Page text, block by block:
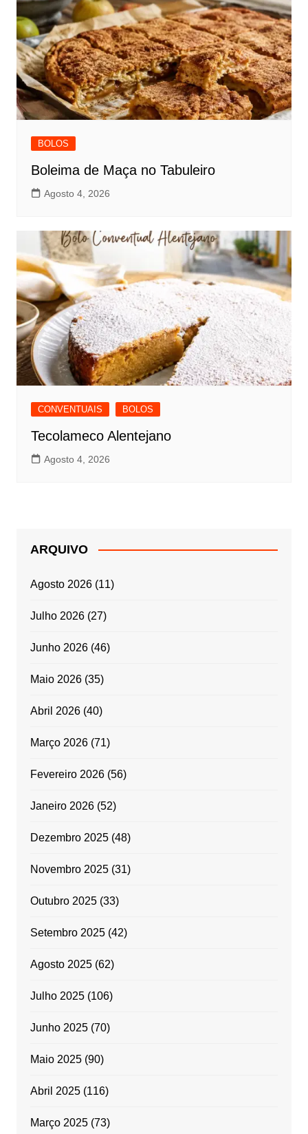
BOLOS
Boleima de Maça no Tabuleiro
Agosto 4, 2026
CONVENTUAIS BOLOS
Tecolameco Alentejano
Agosto 4, 2026
ARQUIVO
Agosto 2026(11)
Julho 2026(27)
Junho 2026(46)
Maio 2026(35)
Abril 2026(40)
Março 2026(71)
Fevereiro 2026(56)
Janeiro 2026(52)
Dezembro 2025(48)
Novembro 2025(31)
Outubro 2025(33)
Setembro 2025(42)
Agosto 2025(62)
Julho 2025(106)
Junho 2025(70)
Maio 2025(90)
Abril 2025(116)
Março 2025(73)